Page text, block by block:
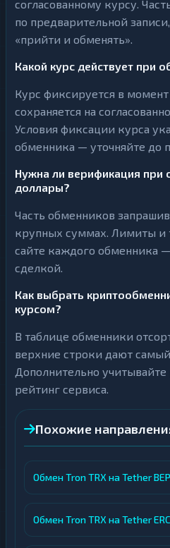
согласованному курсу.
по предварительной
«прийти и обменять».
Какой курс действует при
Курс фиксируется в
сохраняется на
Условия фиксации курса
обменника — уточняйте до
Нужна ли верификация при
доллары?
Часть обменников
крупных суммах. Лимиты и
сайте каждого обменника
сделкой.
Как выбрать
курсом?
В таблице обменники
верхние строки дают
Дополнительно
рейтинг сервиса.
Похожие
Обмен Tron TRX на Tether
Обмен Tron TRX на Tether